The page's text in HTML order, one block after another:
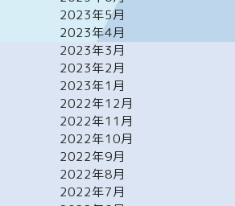
2023年5月
2023年4月
2023年3月
2023年2月
2023年1月
2022年12月
2022年11月
2022年10月
2022年9月
2022年8月
2022年7月